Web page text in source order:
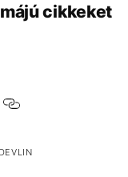
cikkeket